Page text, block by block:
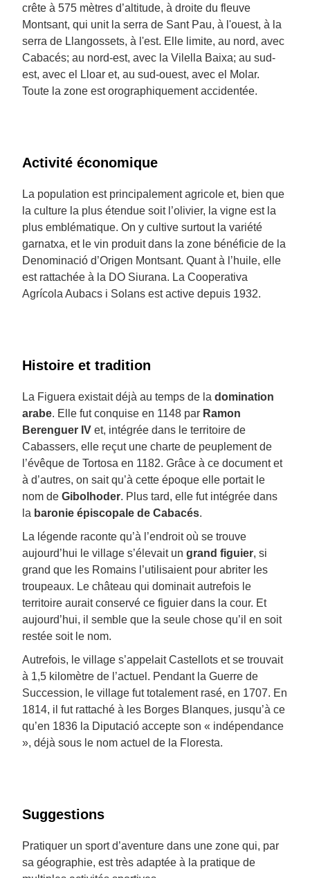
crête à 575 mètres d’altitude, à droite du fleuve
Montsant, qui unit la serra de Sant Pau, à l'ouest, à la
serra de Llangossets, à l'est. Elle limite, au nord, avec
Cabacés; au nord-est, avec la Vilella Baixa; au sud-
est, avec el Lloar et, au sud-ouest, avec el Molar.
Toute la zone est orographiquement accidentée.
Activité économique
La population est principalement agricole et, bien que
la culture la plus étendue soit l’olivier, la vigne est la
plus emblématique. On y cultive surtout la variété
garnatxa, et le vin produit dans la zone bénéficie de la
Denominació d’Origen Montsant. Quant à l’huile, elle
est rattachée à la DO Siurana. La Cooperativa
Agrícola Aubacs i Solans est active depuis 1932.
Histoire et tradition
La Figuera existait déjà au temps de la domination
arabe. Elle fut conquise en 1148 par Ramon
Berenguer IV et, intégrée dans le territoire de
Cabassers, elle reçut une charte de peuplement de
l’évêque de Tortosa en 1182. Grâce à ce document et
à d’autres, on sait qu’à cette époque elle portait le
nom de Gibolhoder. Plus tard, elle fut intégrée dans
la baronie épiscopale de Cabacés.
La légende raconte qu’à l’endroit où se trouve
aujourd’hui le village s’élevait un grand figuier, si
grand que les Romains l’utilisaient pour abriter les
troupeaux. Le château qui dominait autrefois le
territoire aurait conservé ce figuier dans la cour. Et
aujourd’hui, il semble que la seule chose qu’il en soit
restée soit le nom.
Autrefois, le village s’appelait Castellots et se trouvait
à 1,5 kilomètre de l’actuel. Pendant la Guerre de
Succession, le village fut totalement rasé, en 1707. En
1814, il fut rattaché à les Borges Blanques, jusqu’à ce
qu’en 1836 la Diputació accepte son « indépendance
», déjà sous le nom actuel de la Floresta.
Suggestions
Pratiquer un sport d’aventure dans une zone qui, par
sa géographie, est très adaptée à la pratique de